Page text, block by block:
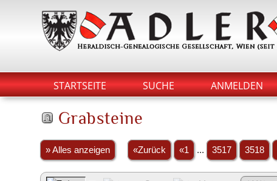
STARTSEITE SUCHE ANMELDEN
Grabsteine
» Alles anzeigen «Zurück «1 ... 3517 3518